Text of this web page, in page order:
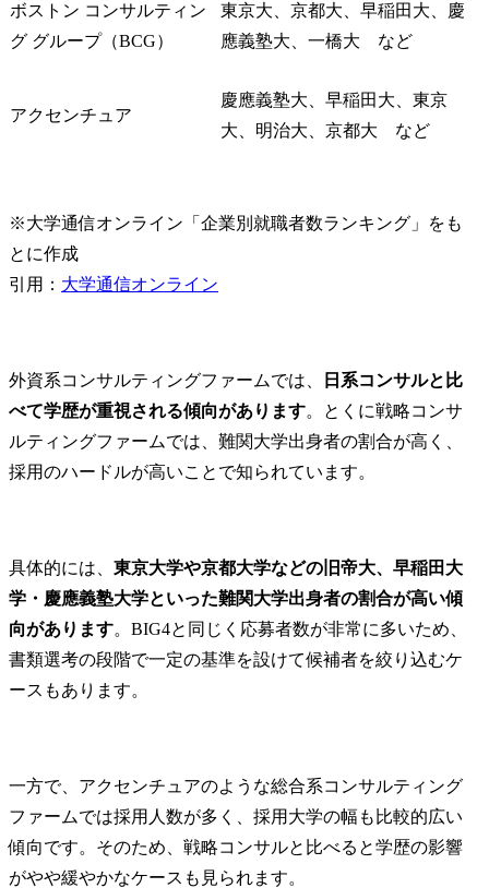
ボストン コンサルティン
グ グループ（BCG）
東京大、京都大、早稲田大、慶
應義塾大、一橋大　など
アクセンチュア
慶應義塾大、早稲田大、東京
大、明治大、京都大　など
※大学通信オンライン「企業別就職者数ランキング」をも
とに作成
引用： 大学通信オンライン
外資系コンサルティングファームでは、
日系コンサルと比
べて学歴が重視される傾向があります。とくに戦略コンサ
ルティングファームでは、難関大学出身者の割合が高く、
採用のハードルが高いことで知られています。
具体的には、 東京大学や京都大学などの旧帝大、早稲田大
学・慶應義塾大学といった難関大学出身者の割合が高い傾
向があります。BIG4と同じく応募者数が非常に多いため、
書類選考の段階で一定の基準を設けて候補者を絞り込むケ
ースもあります。
一方で、アクセンチュアのような総合系コンサルティング
ファームでは採用人数が多く、採用大学の幅も比較的広い
傾向です。そのため、戦略コンサルと比べると学歴の影響
がやや緩やかなケースも見られます。